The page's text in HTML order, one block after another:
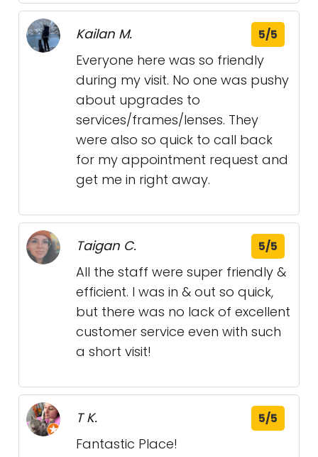
Kailan M. 5/5
Everyone here was so friendly
during my visit. No one was pushy
about upgrades to
services/frames/lenses. They
were also so quick to call back
for my appointment request and
get me in right away.
Taigan C. 5/5
All the staff were super friendly &
efficient. I was in & out so quick,
but there was no lack of excellent
customer service even with such
a short visit!
T K. 5/5
Fantastic Place!